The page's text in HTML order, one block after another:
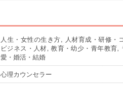
人生・女性の生き方, 人材育成・研修・
ビジネス・人材, 教育・幼少・青年教育,
愛・婚活・結婚
心理カウンセラー